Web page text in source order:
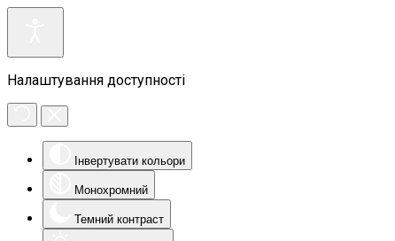
Налаштування доступності
Інвертувати кольори
Монохромний
Темний контраст